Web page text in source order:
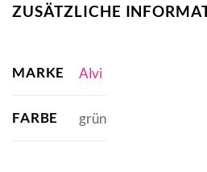
ZUSÄTZLICHE
MARKE Alvi
FARBE grün